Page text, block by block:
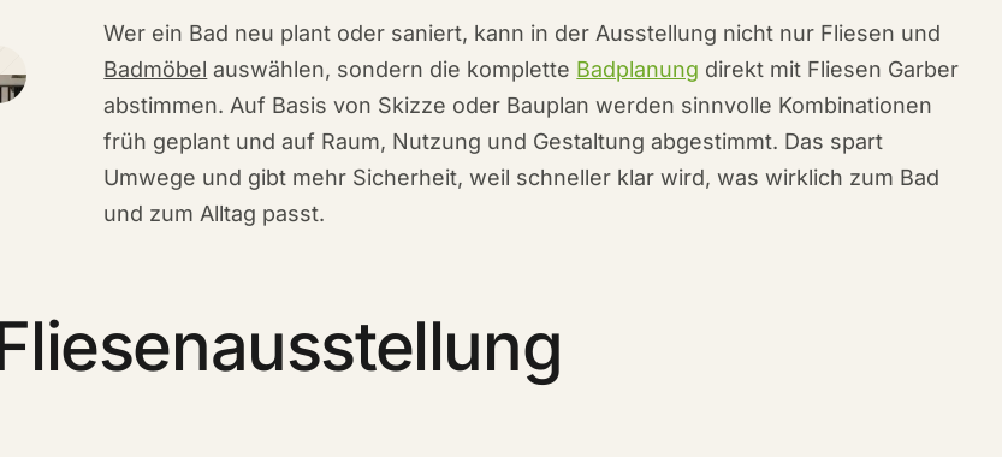
Wer ein Bad neu plant oder saniert, kann in der Ausstellung nicht nur Fliesen und
Badmöbel auswählen, sondern die komplette Badplanung direkt mit Fliesen Garber
abstimmen. Auf Basis von Skizze oder Bauplan werden sinnvolle Kombinationen
früh geplant und auf Raum, Nutzung und Gestaltung abgestimmt. Das spart
Umwege und gibt mehr Sicherheit, weil schneller klar wird, was wirklich zum Bad
und zum Alltag passt.